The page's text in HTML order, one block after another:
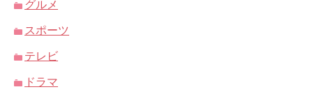
グルメ
スポーツ
テレビ
ドラマ